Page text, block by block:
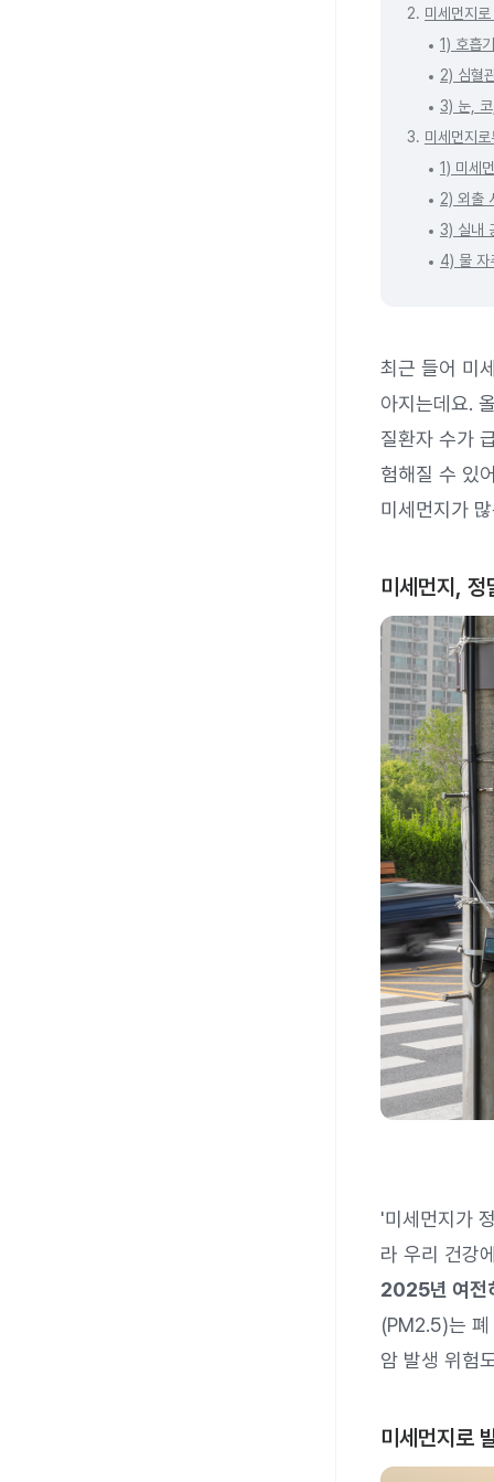
2. 미세먼지
1) 호흡
2) 심혈
3) 눈,
3. 미세먼지
1) 미세
2) 외출
3) 실내
4) 물 자
최근 들어 미
아지는데요.
질환자 수가
험해질 수 있
미세먼지가
미세먼지, 정
'미세먼지가
라 우리 건강
2025년 여전
(PM2.5)는 폐
암 발생 위험
미세먼지로